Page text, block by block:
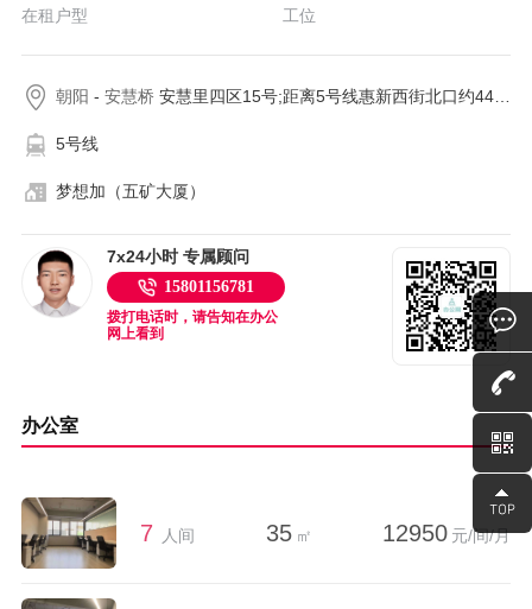
在租户型 工位
朝阳 - 安慧桥 安慧里四区15号;距离5号线惠新西街北口约441米
5号线
梦想加（五矿大厦）
7x24小时 专属顾问
15801156781
拨打电话时，请告知在办公
网上看到
办公室
7 人间 35 ㎡ 12950 元/间/月